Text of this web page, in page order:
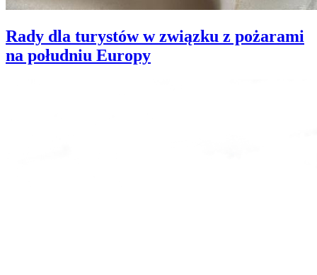
Rady dla turystów w związku z pożarami
na południu Europy